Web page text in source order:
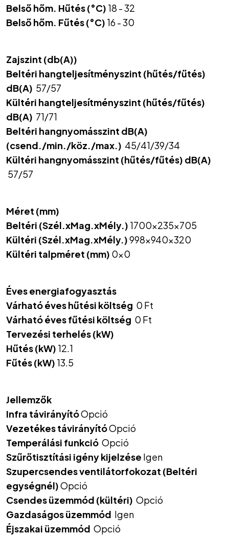
Belső hőm. Hűtés (°C) 18 - 32
Belső hőm. Fűtés (°C) 16 - 30
Zajszint (db(A))
Beltéri hangteljesítményszint (hűtés/fűtés)
dB(A) 57/57
Kültéri hangteljesítményszint (hűtés/fűtés)
dB(A) 71/71
Beltéri hangnyomásszint dB(A)
(csend./min./köz./max.) 45/41/39/34
Kültéri hangnyomásszint (hűtés/fűtés) dB(A)
57/57
Méret (mm)
Beltéri (Szél.xMag.xMély.) 1700x235x705
Kültéri (Szél.xMag.xMély.)998x940x320
Kültéri talpméret (mm) 0x0
Éves energiafogyasztás
Várható éves hűtési költség 0 Ft
Várható éves fűtési költség 0 Ft
Tervezési terhelés (kW)
Hűtés (kW) 12.1
Fűtés (kW) 13.5
Jellemzők
Infra távirányítóOpció
Vezetékes távirányítóOpció
Temperálási funkció Opció
Szűrőtisztítási igény kijelzése Igen
Szupercsendes ventilátorfokozat (Beltéri
egységnél)Opció
Csendes üzemmód (kültéri) Opció
Gazdaságos üzemmód Igen
Éjszakai üzemmód Opció